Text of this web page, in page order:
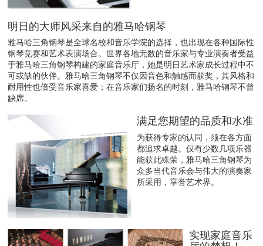
明日的大师风采来自的雅马哈钢琴
雅马哈三角钢琴是全球名校和音乐学院的选择，也出现在各种国际性
钢琴竞赛和艺术表演场合。世界各地无数的音乐家与专业演奏者受益
于雅马哈三角钢琴构建的家庭音乐厅，她是明日艺术家成长过程中不
可或缺的伙伴。雅马哈三角钢琴不仅因音色和触感而获奖，其风格和
耐用性也倍受音乐家喜爱；在音乐家们扬名的时刻，雅马哈钢琴不曾
缺席。
满足您期望的品质和水准
为获得专家的认同，须在各方面
都追求卓越。仅有少数几项乐器
能获此殊荣，雅马哈三角钢琴为
众多当代音乐会与伟大的演奏家
所采用，享誉艺术界。
实现家庭音乐